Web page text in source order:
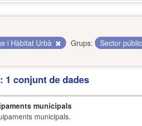
i Hàbitat Urbà Grups:
Sector
1 conjunt de dades
municipals
municipals.